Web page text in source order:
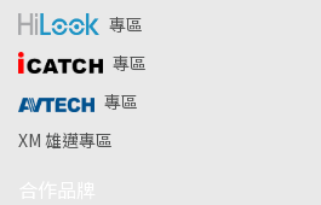
專區
專區
專區
XM 雄邁專區